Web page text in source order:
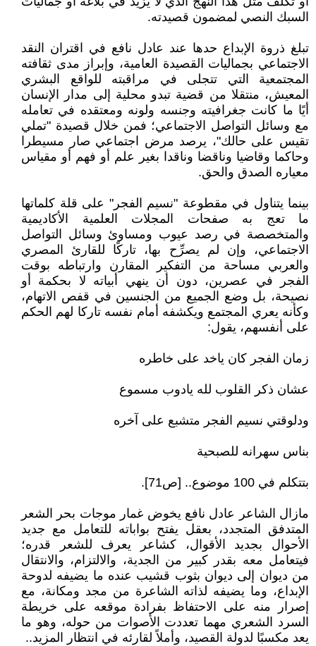
السبك النصي لمضمون قصيدته.
تبلغ ذروة الإبداع حدها عند عادل نافع في اقتران النقد
الاجتماعي بجماليات القصيدة العامية، وإبراز مدى ثقافته
المجتمعية التي تتجلى في مراقبته للواقع البشري
المعيش، منتقلا من قضية تبدو محلية إلى مدار الإنسان
أيًا ما كانت جغرافيته وجنسه ولونه ومعتقده في تعامله
مع وسائل التواصل الاجتماعي؛ فمن خلال قصيدة "تملي
تقيس على حالك"، يرصد مرض اجتماعي صار مسيطرا
وحاكما وقاضيا وناقضا وناقدا بغير علم أو فهم أو مقياس
معياره الصدق والحق.
بينما يتناول في مقطوعة "نسيم الفجر" على قلة كلماتها
ما تعج به صفحات المجلات العلمية الأكاديمية
والمتخصصة في رصد عيوب ومساوئ وسائل التواصل
الاجتماعي، وإن لم يصرِّح بها، تاركًا للقارئ المصري
والعربي مساحة من التفكير المقارن وارتباطه بوقت
الفجر في عصرين، دون أن ينهي أبياته لا بحكمة أو
نصيحة، بل وضع الجميع من الجنسين في قفص الاتهام،
وكأنه يعري المجتمع ويكشفه أمام نفسه تاركا لهم الحكم
على أنفسهم، يقول:
زمان الفجر كان ياخد على خاطره
عشان ذكر القلوب لله يادوب مسموع
ودلوقتي نسيم الفجر متشبع على آخره
بناس سهرانه للصبحية
بتتكلم في 100 موضوع.. [ص71].
مازال الشاعر عادل نافع يخوض غمار موجات بحر الشعر
المتدفق المتجدد، بعقل يفتح بواباته للتعامل مع جديد
الأحوال بجديد الأقوال، كشاعر يعرف للشعر قدره؛
فيتعامل معه بقدر كبير من الجدية، والالتزام، والانتقال
من ديوان إلى ديوان بثوب قشيب عنده ما يضيفه لدوحة
الإبداع، وما يضيفه لذاته الشاعرة من مجد ومكانة، مع
إصرار منه على الاحتفاظ بفرادة موقعه على خريطة
السرد الشعري مهما تعددت الأصوات من حوله، وهو ما
يعد مكسبًا لدولة القصيد، وأملاً لقارئه في انتظار المزيد..​